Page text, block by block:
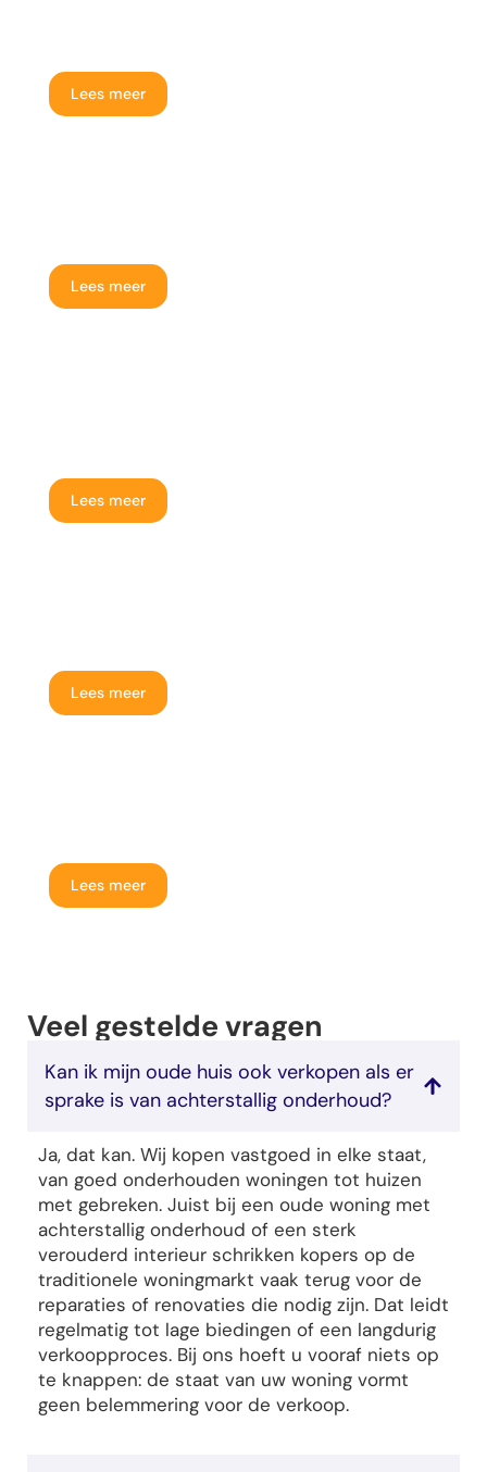
Lees meer
Lees meer
Lees meer
Lees meer
Lees meer
Veel gestelde vragen
Kan ik mijn oude huis ook verkopen als er
sprake is van achterstallig onderhoud?
Ja, dat kan. Wij kopen vastgoed in elke staat,
van goed onderhouden woningen tot huizen
met gebreken. Juist bij een oude woning met
achterstallig onderhoud of een sterk
verouderd interieur schrikken kopers op de
traditionele woningmarkt vaak terug voor de
reparaties of renovaties die nodig zijn. Dat leidt
regelmatig tot lage biedingen of een langdurig
verkoopproces. Bij ons hoeft u vooraf niets op
te knappen: de staat van uw woning vormt
geen belemmering voor de verkoop.